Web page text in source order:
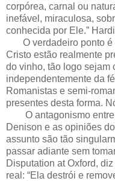
corpórea, carnal ou
inefável, miraculosa,
conhecida por Ele.”
O verdadeiro ponto é
Cristo estão realmente
do vinho, tão logo sejam
independentemente da
Romanistas e semi-
presentes desta forma.
O antagonismo entre
Denison e as opiniões
assunto são tão
passar adiante sem
Disputation at Oxford,
real: “Ela destrói e